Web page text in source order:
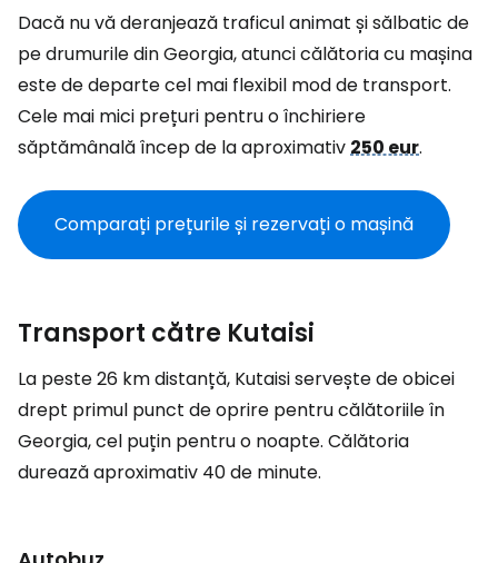
Dacă nu vă deranjează traficul animat și sălbatic de
pe drumurile din Georgia, atunci călătoria cu mașina
este de departe cel mai flexibil mod de transport.
Cele mai mici prețuri pentru o închiriere
săptămânală încep de la aproximativ250 eur.
Comparați prețurile și rezervați o mașină
Transport către Kutaisi
La peste 26 km distanță, Kutaisi servește de obicei
drept primul punct de oprire pentru călătoriile în
Georgia, cel puțin pentru o noapte. Călătoria
durează aproximativ 40 de minute.